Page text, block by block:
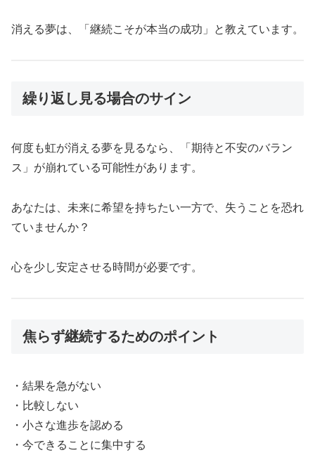
消える夢は、「継続こそが本当の成功」と教えています。
繰り返し見る場合のサイン
何度も虹が消える夢を見るなら、「期待と不安のバラン
ス」が崩れている可能性があります。
あなたは、未来に希望を持ちたい一方で、失うことを恐れ
ていませんか？
心を少し安定させる時間が必要です。
焦らず継続するためのポイント
・結果を急がない
・比較しない
・小さな進歩を認める
・今できることに集中する